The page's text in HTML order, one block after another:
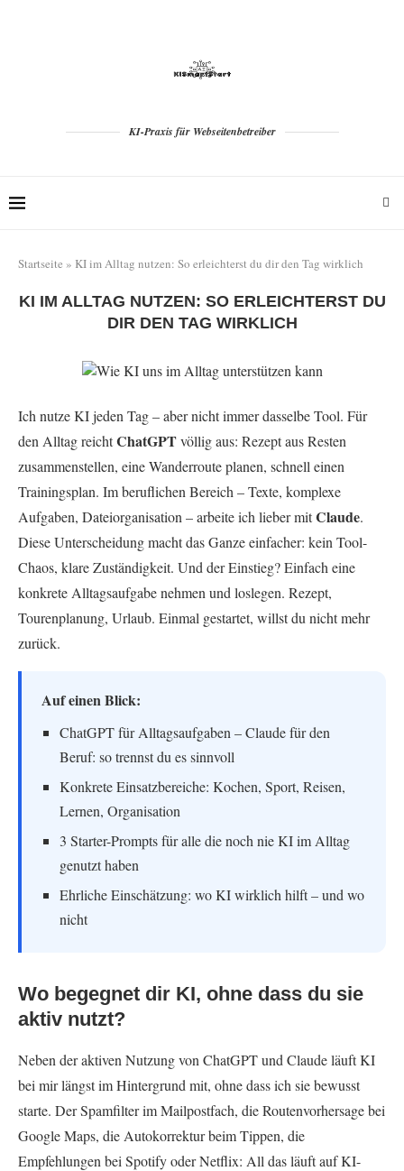
KI-Praxis für Webseitenbetreiber
Startseite » KI im Alltag nutzen: So erleichterst du dir den Tag wirklich
KI IM ALLTAG NUTZEN: SO ERLEICHTERST DU
DIR DEN TAG WIRKLICH
Ich nutze KI jeden Tag – aber nicht immer dasselbe Tool. Für
den Alltag reichtChatGPTvöllig aus: Rezept aus Resten
zusammenstellen, eine Wanderroute planen, schnell einen
Trainingsplan. Im beruflichen Bereich – Texte, komplexe
Aufgaben, Dateiorganisation – arbeite ich lieber mitClaude.
Diese Unterscheidung macht das Ganze einfacher: kein Tool-
Chaos, klare Zuständigkeit. Und der Einstieg? Einfach eine
konkrete Alltagsaufgabe nehmen und loslegen. Rezept,
Tourenplanung, Urlaub. Einmal gestartet, willst du nicht mehr
zurück.
Auf einen Blick:
ChatGPT für Alltagsaufgaben – Claude für den
Beruf: so trennst du es sinnvoll
Konkrete Einsatzbereiche: Kochen, Sport, Reisen,
Lernen, Organisation
3 Starter-Prompts für alle die noch nie KI im Alltag
genutzt haben
Ehrliche Einschätzung: wo KI wirklich hilft – und wo
nicht
Wo begegnet dir KI, ohne dass du sie
aktiv nutzt?
Neben der aktiven Nutzung von ChatGPT und Claude läuft KI
bei mir längst im Hintergrund mit, ohne dass ich sie bewusst
starte. Der Spamfilter im Mailpostfach, die Routenvorhersage bei
Google Maps, die Autokorrektur beim Tippen, die
Empfehlungen bei Spotify oder Netflix: All das läuft auf KI-